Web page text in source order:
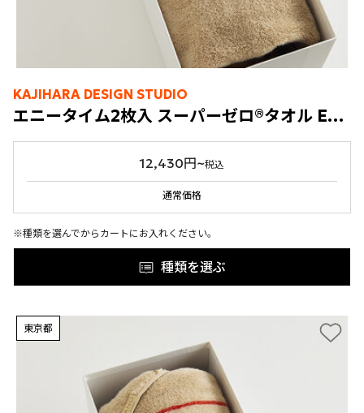
KAJIHARA DESIGN STUDIO
エニータイム2枚入 スーパーゼロ®タオル ENISHI
12,430円~税込
通常価格
※種類を選んでからカートにお入れください。
種類を選ぶ
東京都